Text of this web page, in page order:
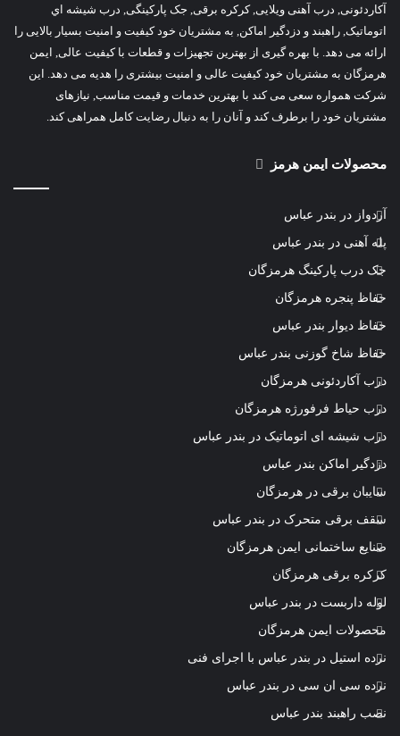
آکاردئونی, درب آهنی ویلایی, کرکره برقی, جک پارکینگی, درب شیشه اي
اتوماتیک, راهبند و دزدگیر اماکن, به مشتریان خود کیفیت و امنیت بسیار بالایی را
ارائه می دهد. با بهره گیری از بهترین تجهیزات و قطعات با کیفیت عالی, ایمن
هرمزگان به مشتریان خود کیفیت عالی و امنیت بیشتری را هدیه می دهد. این
شرکت همواره سعی می کند با بهترین خدمات و قیمت مناسب, نیازهای
مشتریان خود را برطرف کند و آنان را به دنبال رضایت کامل همراهی کند.
محصولات ایمن هرمز
آردواز در بندر عباس
پله آهنی در بندر عباس
جک درب پارکینگ هرمزگان
حفاظ پنجره هرمزگان
حفاظ دیوار بندر عباس
حفاظ شاخ گوزنی بندر عباس
درب آکاردئونی هرمزگان
درب حیاط فرفورژه هرمزگان
درب شیشه ای اتوماتیک در بندر عباس
دزدگیر اماکن بندر عباس
سایبان برقی در هرمزگان
سقف برقی متحرک در بندر عباس
صنایع ساختمانی ایمن هرمزگان
کرکره برقی هرمزگان
لوله داربست در بندر عباس
محصولات ایمن هرمزگان
نرده استیل در بندر عباس با اجرای فنی
نرده سی ان سی در بندر عباس
نصب راهبند بندر عباس